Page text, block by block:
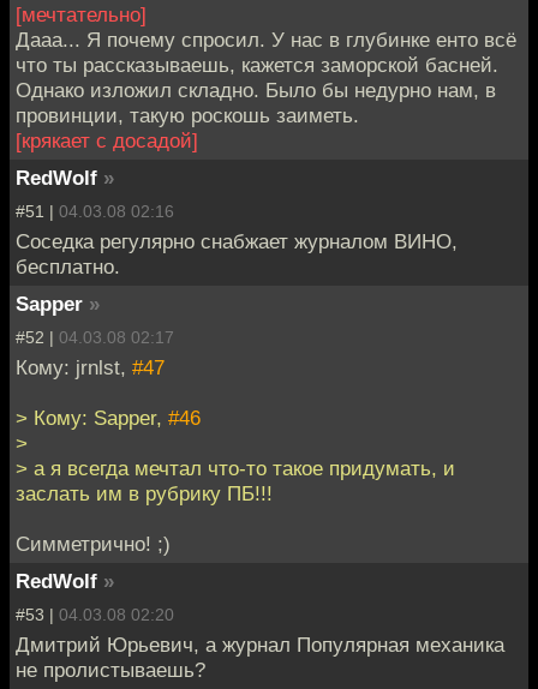
[мечтательно]
Дааа... Я почему спросил. У нас в глубинке енто всё
что ты рассказываешь, кажется заморской басней.
Однако изложил складно. Было бы недурно нам, в
провинции, такую роскошь заиметь.
[крякает с досадой]
RedWolf »
#51 | 04.03.08 02:16
Соседка регулярно снабжает журналом ВИНО,
бесплатно.
Sapper »
#52 | 04.03.08 02:17
Кому: jrnlst, #47
> Кому: Sapper, #46
>
> а я всегда мечтал что-то такое придумать, и
заслать им в рубрику ПБ!!!
Симметрично! ;)
RedWolf »
#53 | 04.03.08 02:20
Дмитрий Юрьевич, а журнал Популярная механика
не пролистываешь?